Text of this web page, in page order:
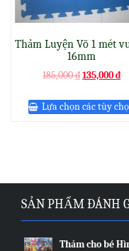
Thảm Luyện Võ 1 mét
16mm
185,000₫Original
was:
185,000 ₫.
135,000₫
is:
Lựa chọn các tùy
SẢN PHẨM ĐÁNH
Thảm cho bé